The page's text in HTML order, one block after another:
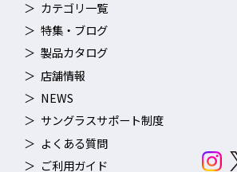
カテゴリ一覧
特集・ブログ
製品カタログ
店舗情報
NEWS
サングラスサポート制度
よくある質問
ご利用ガイド